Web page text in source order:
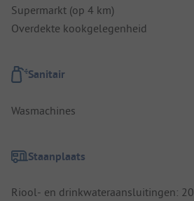
Supermarkt (op 4 km)
Overdekte kookgelegenheid
Sanitair
Wasmachines
Staanplaats
Riool- en drinkwateraansluitingen: 20